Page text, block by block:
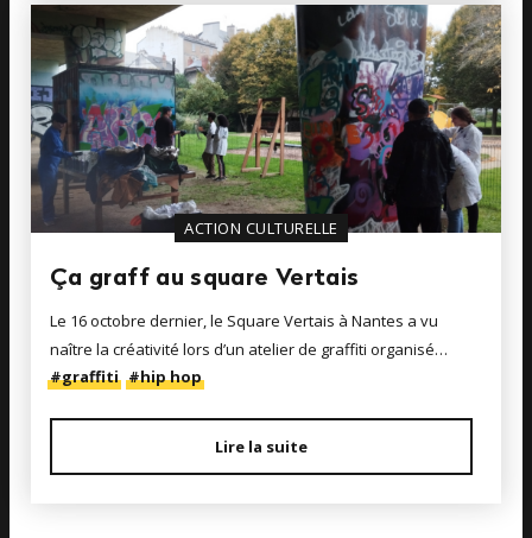
ACTION CULTURELLE
Ça graff au square Vertais
Le 16 octobre dernier, le Square Vertais à Nantes a vu
naître la créativité lors d’un atelier de graffiti organisé…
#graffiti #hip hop
Lire la suite